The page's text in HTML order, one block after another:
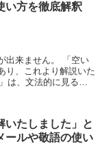
い方を徹底解釈
出来ません。 「空い
り、これより解説いた
は、文法的に見ると
いたしました」と
ールや敬語の使い